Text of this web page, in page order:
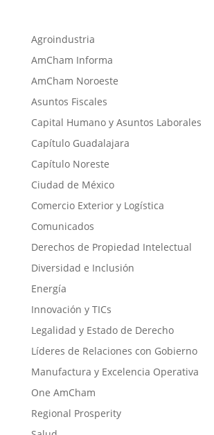
Agroindustria
AmCham Informa
AmCham Noroeste
Asuntos Fiscales
Capital Humano y Asuntos Laborales
Capítulo Guadalajara
Capítulo Noreste
Ciudad de México
Comercio Exterior y Logística
Comunicados
Derechos de Propiedad Intelectual
Diversidad e Inclusión
Energía
Innovación y TICs
Legalidad y Estado de Derecho
Líderes de Relaciones con Gobierno
Manufactura y Excelencia Operativa
One AmCham
Regional Prosperity